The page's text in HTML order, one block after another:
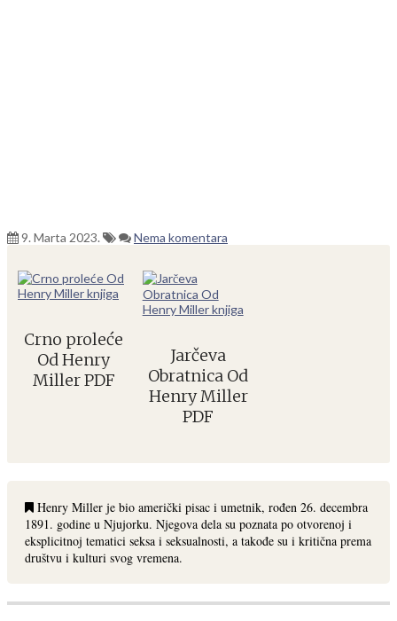
9. Marta 2023. Nema komentara
Crno proleće
Od Henry
Miller PDF
Jarčeva
Obratnica Od
Henry Miller
PDF
Henry Miller je bio američki pisac i umetnik, rođen 26. decembra
1891. godine u Njujorku. Njegova dela su poznata po otvorenoj i
eksplicitnoj tematici seksa i seksualnosti, a takođe su i kritična prema
društvu i kulturi svog vremena.